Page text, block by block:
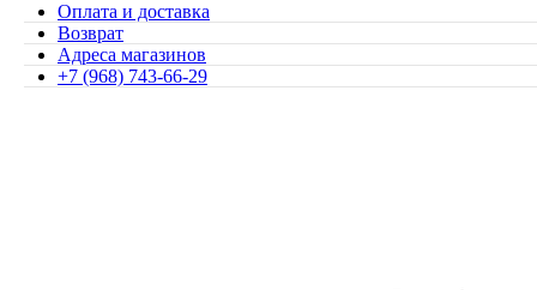
Оплата и доставка
Возврат
Адреса магазинов
+7 (968) 743-66-29